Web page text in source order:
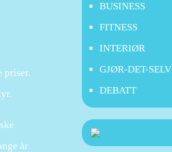
priser.
år
BUSINESS
FITNESS
INTERIØR
GJØR-DET-SELV
DEBATT